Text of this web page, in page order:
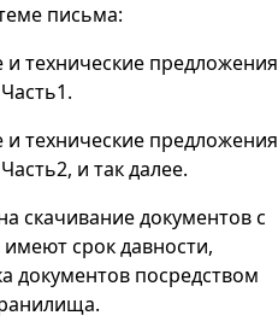
письма:
технические предложения
технические предложения
и так далее.
скачивание документов с
срок давности,
документов посредством